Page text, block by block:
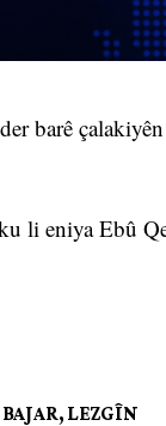
barê
li eniya Ebû
, LEZGÎN